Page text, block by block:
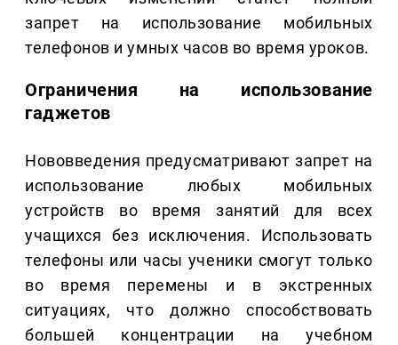
запрет на использование мобильных
телефонов и умных часов во время уроков.
Ограничения на использование
гаджетов
Нововведения предусматривают запрет на
использование любых мобильных
устройств во время занятий для всех
учащихся без исключения. Использовать
телефоны или часы ученики смогут только
во время перемены и в экстренных
ситуациях, что должно способствовать
большей концентрации на учебном